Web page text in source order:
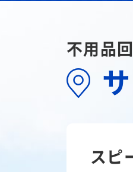
不用品
スピ